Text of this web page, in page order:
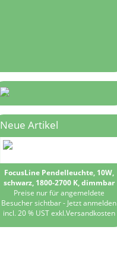
Neue Artikel
FocusLine Pendelleuchte, 10W,
schwarz, 1800-2700 K, dimmbar
Preise nur für angemeldete
Besucher sichtbar - Jetzt anmelden
incl. 20 % UST exkl.Versandkosten